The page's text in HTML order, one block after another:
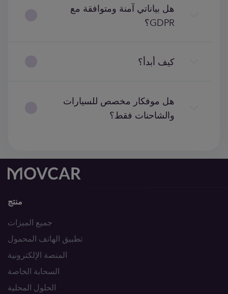
هل بياناتي آمنة ومتوافقة مع
GDPR؟
كيف أبدأ؟
هل موفكار مخصص للسيارات
والشاحنات فقط؟
منتج
جميع الميزات
تطبيق الهاتف المحمول
المنصة الإلكترونية
السحابة الخاصة
الحلول المحلية